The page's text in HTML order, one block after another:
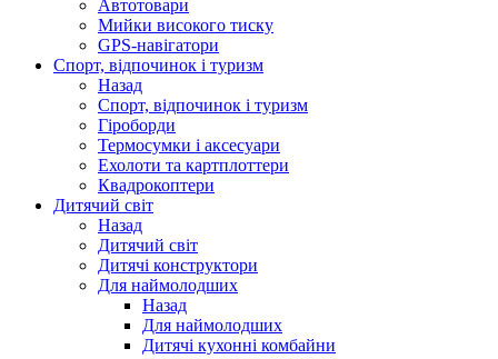
Автотовари
Мийки високого тиску
GPS-навігатори
Спорт, відпочинок і туризм
Назад
Спорт, відпочинок і туризм
Гіроборди
Термосумки і аксесуари
Ехолоти та картплоттери
Квадрокоптери
Дитячий світ
Назад
Дитячий світ
Дитячі конструктори
Для наймолодших
Назад
Для наймолодших
Дитячі кухонні комбайни